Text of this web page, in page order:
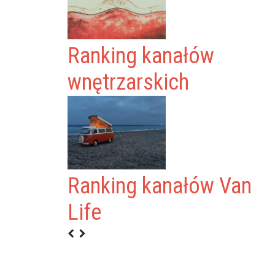
Ranking kanałów
wnętrzarskich
Ranking kanałów Van
Life